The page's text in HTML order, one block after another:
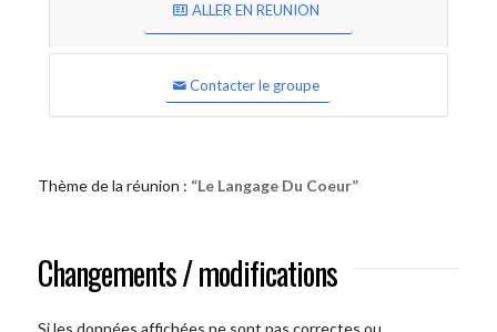
ALLER EN REUNION
Contacter le groupe
Thème de la réunion : “Le Langage Du Coeur”
Changements / modifications
Si les données affichées ne sont pas correctes ou